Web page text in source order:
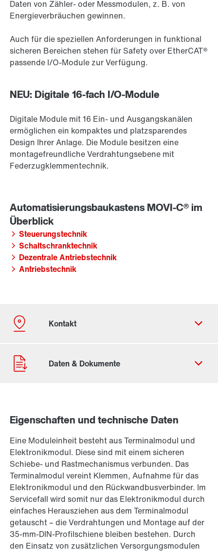
Daten von Zähler- oder Messmodulen, z. B. von
Energieverbräuchen gewinnen.
Auch für die speziellen Anforderungen in funktional
sicheren Bereichen stehen für Safety over EtherCAT®
passende I/O-Module zur Verfügung.
NEU: Digitale 16-fach I/O-Module
Digitale Module mit 16 Ein- und Ausgangskanälen
ermöglichen ein kompaktes und platzsparendes
Design Ihrer Anlage. Die Module besitzen eine
montagefreundliche Verdrahtungsebene mit
Federzugklemmentechnik.
Steuerungstechnik
Schaltschranktechnik
Dezentrale Antriebstechnik
Antriebstechnik
Kontaktformular
Standorte/Kontakt weltweit
Standorte/Kontakt Österreich
Eigenschaften und technische Daten
Eine Moduleinheit besteht aus Terminalmodul und
Elektronikmodul. Diese sind mit einem sicheren
Schiebe- und Rastmechanismus verbunden. Das
Terminalmodul vereint Klemmen, Aufnahme für das
Elektronikmodul und den Rückwandbusverbinder. Im
Servicefall wird somit nur das Elektronikmodul durch
einfaches Herausziehen aus dem Terminalmodul
getauscht – die Verdrahtungen und Montage auf der
35-mm-DIN-Profilschiene bleiben bestehen. Durch
den Einsatz von zusätzlichen Versorgungsmodulen